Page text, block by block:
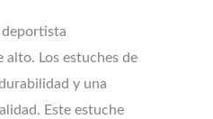
deportista
alto. Los estuches de
y una
Este estuche